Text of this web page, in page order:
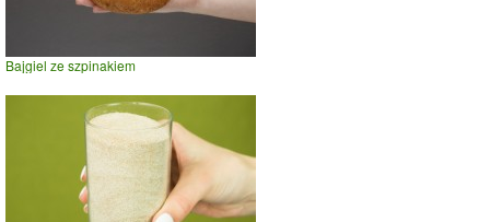
Bajgiel ze szpinakiem